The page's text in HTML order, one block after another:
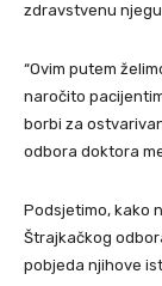
zdravstvenu
“Ovim putem
naročito
borbi za
odbora doktora
Podsjetimo, kako
Štrajkačkog
pobjeda njihove